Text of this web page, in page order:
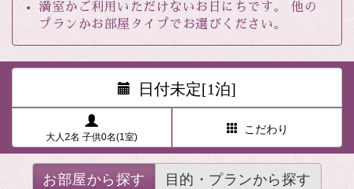
満室かご利用いただけないお日にちです。 他の
プランかお部屋タイプでお選びください。
日付未定[1泊]
大人2名 子供0名(1室)
こだわり
お部屋から探す 目的・プランから探す